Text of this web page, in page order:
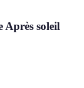
soleil